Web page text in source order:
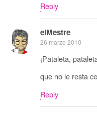
Reply
elMestre
26 marzo 2010
¡Pataleta,
que no le resta
Reply